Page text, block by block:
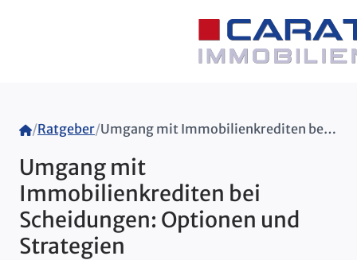
Home
/Ratgeber/ Umgang mit Immobilienkrediten bei Scheidungen: Optionen und Strategien
Umgang mit
Immobilienkrediten bei
Scheidungen: Optionen und
Strategien